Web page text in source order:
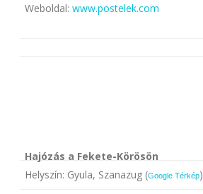
Weboldal: www.postelek.com
Hajózás a Fekete-Körösön
Helyszín: Gyula, Szanazug (Google Térkép)